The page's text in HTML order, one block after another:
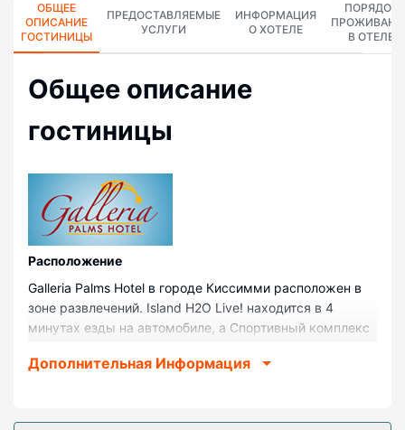
ОБЩЕЕ
ОПИСАНИЕ
ГОСТИНИЦЫ
ПРЕДОСТАВЛЯЕМЫЕ
УСЛУГИ
ИНФОРМАЦИЯ
О ХОТЕЛЕ
ПОРЯДОК
В ОТЕЛЕ
Общее описание
гостиницы
Pасположение
Galleria Palms Hotel в городе Киссимми расположен в
зоне развлечений. Island H2O Live! находится в 4
минутах езды на автомобиле, а Спортивный комплекс
— вариант с прекрасным расположением:
него.
Дополнительная Информация